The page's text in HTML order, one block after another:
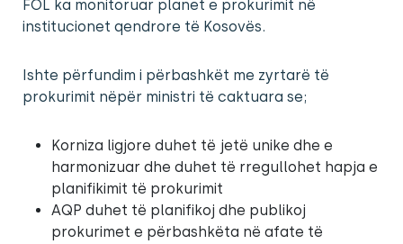
FOL ka monitoruar planet e prokurimit në
institucionet qendrore të Kosovës.
Ishte përfundim i përbashkët me zyrtarë të
prokurimit nëpër ministri të caktuara se;
Korniza ligjore duhet të jetë unike dhe e
harmonizuar dhe duhet të rregullohet hapja e
planifikimit të prokurimit
AQP duhet të planifikoj dhe publikoj
prokurimet e përbashkëta në afate të